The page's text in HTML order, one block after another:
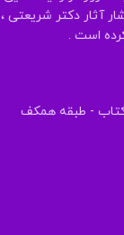
آثار دکتر شریعتی ،
کتاب - طبقه همکف